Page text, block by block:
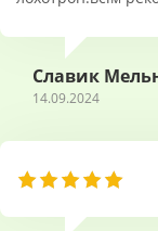
Славик
14.09.2024